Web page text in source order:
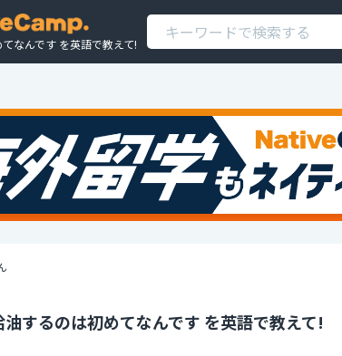
なんです を英語で教えて!
油するのは初めてなんです を英語で教えて!